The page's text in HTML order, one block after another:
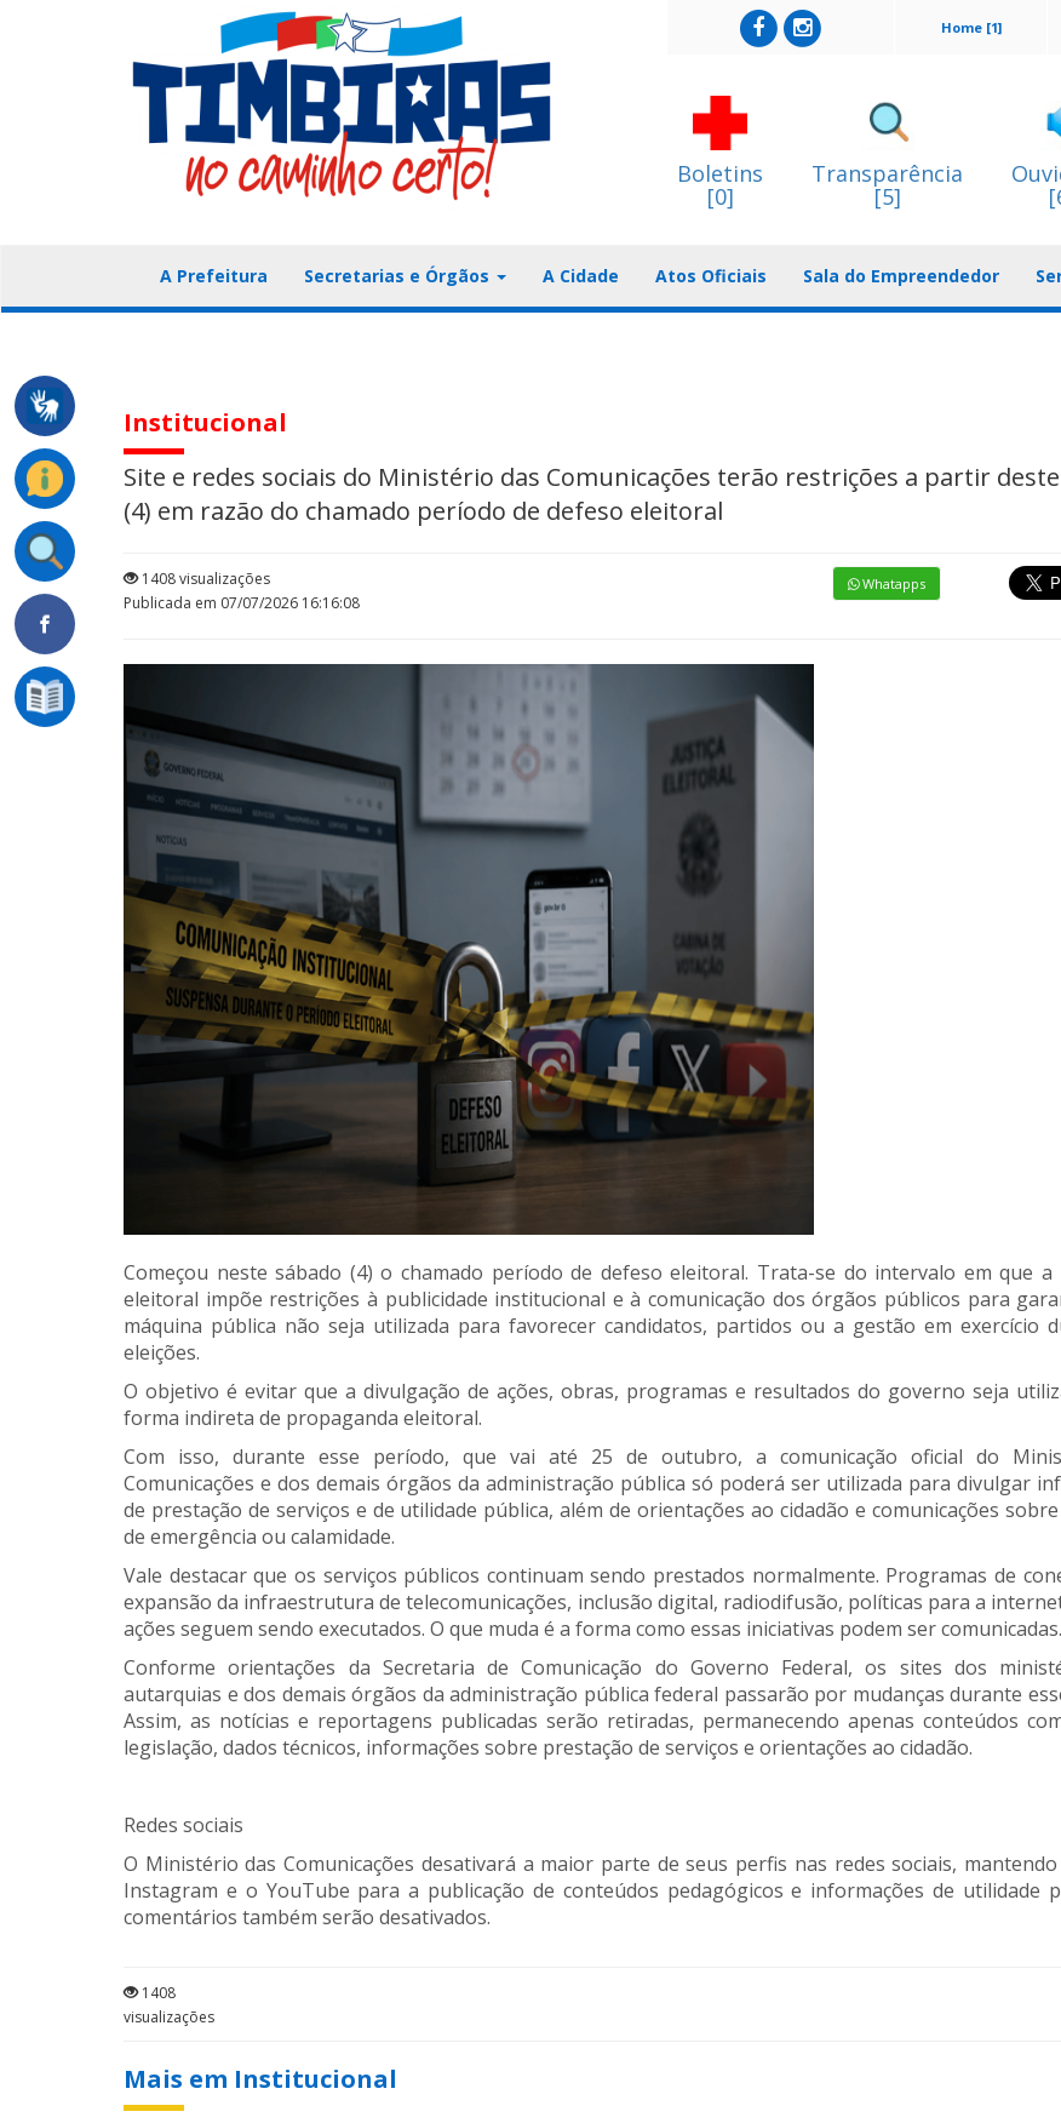
Home [1]
Boletins
[0]
Transparência
[5]
A Prefeitura Secretarias e Órgãos A Cidade Atos Oficiais Sala do Empreendedor
Institucional
Site e redes sociais do Ministério das Comunicações terão restrições a partir
(4) em razão do chamado período de defeso eleitoral
1408 visualizações
Publicada em 07/07/2026 16:16:08
Whatapps
Começou neste sábado (4) o chamado período de defeso eleitoral. Trata-se do intervalo em que a
eleitoral impõe restrições à publicidade institucional e à comunicação dos órgãos públicos para
máquina pública não seja utilizada para favorecer candidatos, partidos ou a gestão em exercício
eleições.
O objetivo é evitar que a divulgação de ações, obras, programas e resultados do governo seja
forma indireta de propaganda eleitoral.
Com isso, durante esse período, que vai até 25 de outubro, a comunicação oficial do
Comunicações e dos demais órgãos da administração pública só poderá ser utilizada para divulgar
de prestação de serviços e de utilidade pública, além de orientações ao cidadão e comunicações
de emergência ou calamidade.
Vale destacar que os serviços públicos continuam sendo prestados normalmente. Programas de
expansão da infraestrutura de telecomunicações, inclusão digital, radiodifusão, políticas para a
ações seguem sendo executados. O que muda é a forma como essas iniciativas podem ser comunicadas.
Conforme orientações da Secretaria de Comunicação do Governo Federal, os sites dos
autarquias e dos demais órgãos da administração pública federal passarão por mudanças durante
Assim, as notícias e reportagens publicadas serão retiradas, permanecendo apenas conteúdos
legislação, dados técnicos, informações sobre prestação de serviços e orientações ao cidadão.
Redes sociais
O Ministério das Comunicações desativará a maior parte de seus perfis nas redes sociais,
Instagram e o YouTube para a publicação de conteúdos pedagógicos e informações de utilidade
comentários também serão desativados.
1408
visualizações
Mais em Institucional